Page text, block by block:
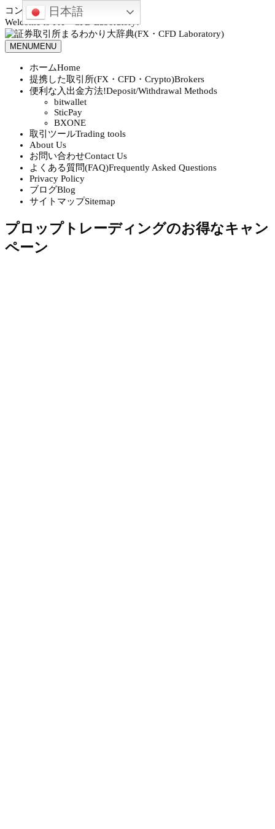
コンテンツへスキップ
Welcome to FX・CFD Laboratory!
MENUMENU
ホームHome
提携した取引所(FX・CFD・Crypto)Brokers
便利な入出金方法!Deposit/Withdrawal Methods
bitwallet
SticPay
BXONE
取引ツールTrading tools
About Us
お問い合わせContact Us
よくある質問(FAQ)Frequently Asked Questions
Privacy Policy
ブログBlog
サイトマップSitemap
プロップトレーディングのお得なキャン
ペーン
日本語